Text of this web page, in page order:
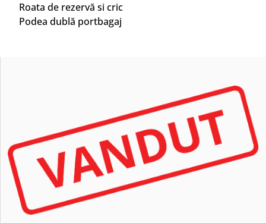
Roata de rezervă si cric
Podea dublă portbagaj